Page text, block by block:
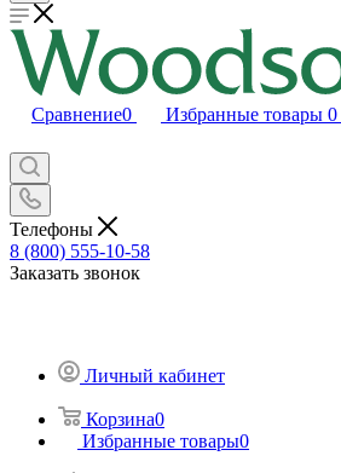
Сравнение0 Избранные товары 0
Телефоны
8 (800) 555-10-58
Заказать звонок
Личный кабинет
Корзина0
Избранные товары0